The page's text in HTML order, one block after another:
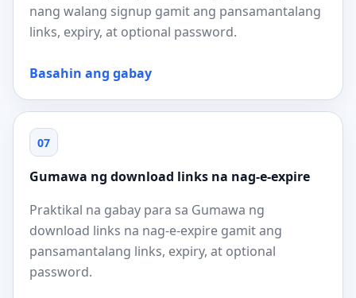
nang walang signup gamit ang pansamantalang
links, expiry, at optional password.
Basahin ang gabay
07
Gumawa ng download links na nag-e-expire
Praktikal na gabay para sa Gumawa ng
download links na nag-e-expire gamit ang
pansamantalang links, expiry, at optional
password.